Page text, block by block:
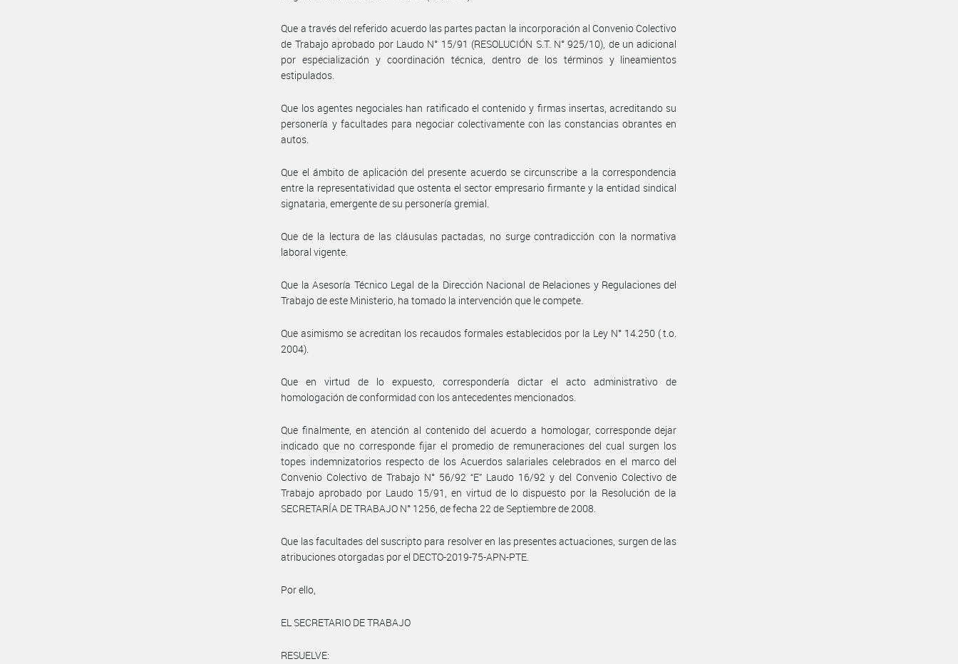
Que a través del referido acuerdo las partes pactan la incorporación al Convenio Colectivo
de Trabajo aprobado por Laudo N° 15/91 (RESOLUCIÓN S.T. N° 925/10), de un adicional
por especialización y coordinación técnica, dentro de los términos y lineamientos
estipulados.
Que los agentes negociales han ratificado el contenido y firmas insertas, acreditando su
personería y facultades para negociar colectivamente con las constancias obrantes en
autos.
Que el ámbito de aplicación del presente acuerdo se circunscribe a la correspondencia
entre la representatividad que ostenta el sector empresario firmante y la entidad sindical
signataria, emergente de su personería gremial.
Que de la lectura de las cláusulas pactadas, no surge contradicción con la normativa
laboral vigente.
Que la Asesoría Técnico Legal de la Dirección Nacional de Relaciones y Regulaciones del
Trabajo de este Ministerio, ha tomado la intervención que le compete.
Que asimismo se acreditan los recaudos formales establecidos por la Ley N° 14.250 ( t.o.
2004).
Que en virtud de lo expuesto, correspondería dictar el acto administrativo de
homologación de conformidad con los antecedentes mencionados.
Que finalmente, en atención al contenido del acuerdo a homologar, corresponde dejar
indicado que no corresponde fijar el promedio de remuneraciones del cual surgen los
topes indemnizatorios respecto de los Acuerdos salariales celebrados en el marco del
Convenio Colectivo de Trabajo N° 56/92 “E” Laudo 16/92 y del Convenio Colectivo de
Trabajo aprobado por Laudo 15/91, en virtud de lo dispuesto por la Resolución de la
SECRETARÍA DE TRABAJO N° 1256, de fecha 22 de Septiembre de 2008.
Que las facultades del suscripto para resolver en las presentes actuaciones, surgen de las
atribuciones otorgadas por el DECTO-2019-75-APN-PTE.
Por ello,
EL SECRETARIO DE TRABAJO
RESUELVE: